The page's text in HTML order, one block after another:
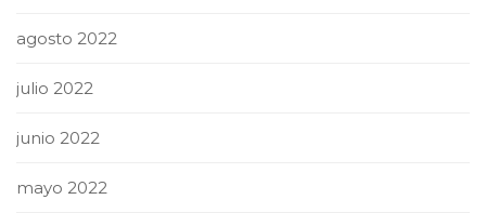
agosto 2022
julio 2022
junio 2022
mayo 2022